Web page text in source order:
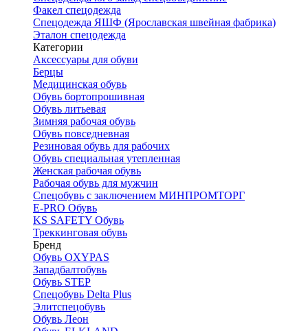
Факел спецодежда
Спецодежда ЯШФ (Ярославская швейная фабрика)
Эталон спецодежда
Категории
Аксессуары для обуви
Берцы
Медицинская обувь
Обувь бортопрошивная
Обувь литьевая
Зимняя рабочая обувь
Обувь повседневная
Резиновая обувь для рабочих
Обувь специальная утепленная
Женская рабочая обувь
Рабочая обувь для мужчин
Спецобувь с заключением МИНПРОМТОРГ
E-PRO Обувь
KS SAFETY Обувь
Треккинговая обувь
Бренд
Обувь OXYPAS
Западбалтобувь
Обувь STEP
Спецобувь Delta Plus
Элитспецобувь
Обувь Леон